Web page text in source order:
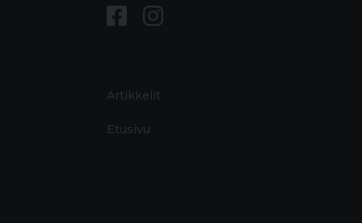
Artikkelit
Etusivu